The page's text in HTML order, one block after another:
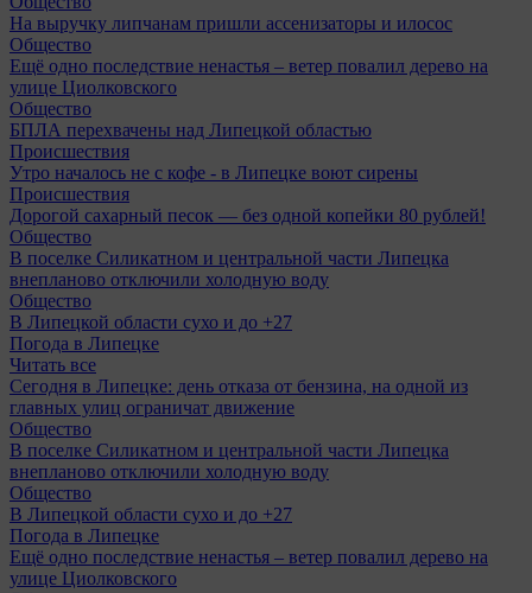
На выручку липчанам пришли ассенизаторы и илосос
Общество
Ещё одно последствие ненастья – ветер повалил дерево на
улице Циолковского
Общество
БПЛА перехвачены над Липецкой областью
Происшествия
Утро началось не с кофе - в Липецке воют сирены
Происшествия
Дорогой сахарный песок — без одной копейки 80 рублей!
Общество
В поселке Силикатном и центральной части Липецка
внепланово отключили холодную воду
Общество
В Липецкой области сухо и до +27
Погода в Липецке
Читать все
Сегодня в Липецке: день отказа от бензина, на одной из
главных улиц ограничат движение
Общество
В поселке Силикатном и центральной части Липецка
внепланово отключили холодную воду
Общество
В Липецкой области сухо и до +27
Погода в Липецке
Ещё одно последствие ненастья – ветер повалил дерево на
улице Циолковского